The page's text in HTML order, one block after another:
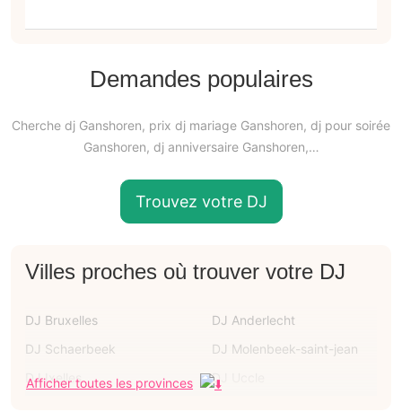
Demandes populaires
Cherche dj Ganshoren, prix dj mariage Ganshoren, dj pour soirée
Ganshoren, dj anniversaire Ganshoren,…
Trouvez votre DJ
Villes proches où trouver votre DJ
DJ Bruxelles
DJ Anderlecht
DJ Schaerbeek
DJ Molenbeek-saint-jean
DJ Ixelles
DJ Uccle
Afficher toutes les provinces